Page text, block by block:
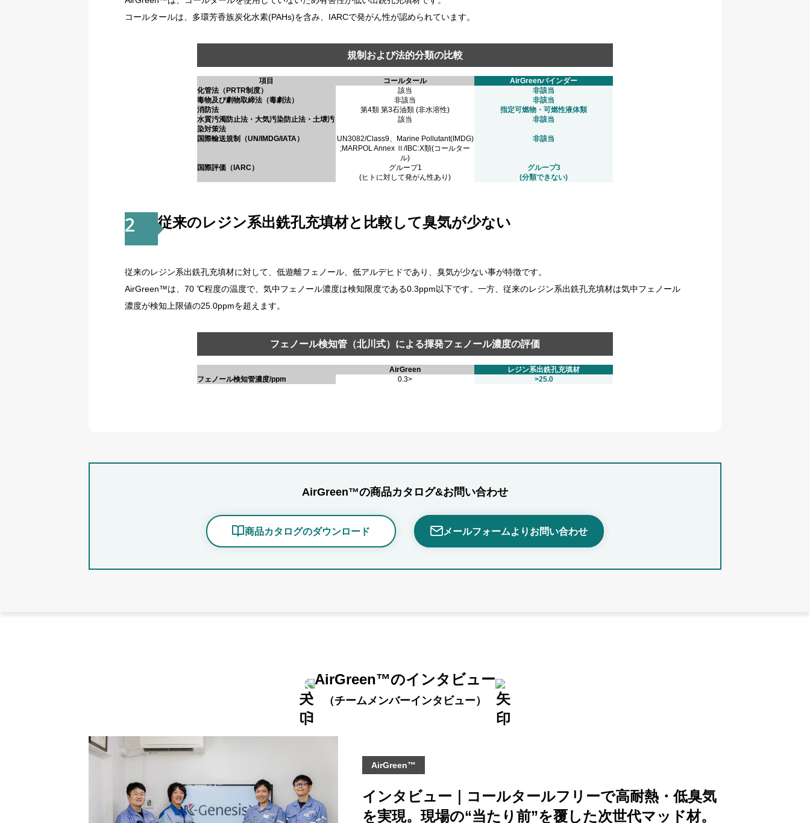
コールタールは、多環芳香族炭化水素(PAHs)を含み、IARCで発がん性が認められています。
規制および法的分類の比較
項目 コールタール AirGreenバインダー
化管法（PRTR制度）
該当
非該当
毒物及び劇物取締法（毒劇法）
非該当
非該当
消防法
第4類 第3石油類 (非水溶性)
指定可燃物・可燃性液体類
水質汚濁防止法・大気汚染防止法・土壌汚
染対策法
該当 非該当
国際輸送規制（UN/IMDG/IATA）
UN3082/Class9、Marine Pollutant(IMDG)
;MARPOL Annex Ⅱ/IBC:X類(コールター
ル)
非該当
国際評価（IARC）
グループ1
(ヒトに対して発がん性あり)
グループ3
(分類できない)
2 従来のレジン系出銑孔充填材と比較して臭気が少ない
従来のレジン系出銑孔充填材に対して、低遊離フェノール、低アルデヒドであり、臭気が少ない事が特徴です。
AirGreen™は、70 ℃程度の温度で、気中フェノール濃度は検知限度である0.3ppm以下です。一方、従来のレジン系出銑孔充填材は気中フェノール
濃度が検知上限値の25.0ppmを超えます。
フェノール検知管（北川式）による揮発フェノール濃度の評価
AirGreen
レジン系出銑孔充填材
フェノール検知管濃度/ppm
0.3> >25.0
AirGreen™の商品カタログ&お問い合わせ
商品カタログのダウンロード メールフォームよりお問い合わせ
AirGreen™のインタビュー
（チームメンバーインタビュー）
AirGreen™
インタビュー｜コールタールフリーで高耐熱・低臭気
を実現。現場の“当たり前”を覆した次世代マッド材。